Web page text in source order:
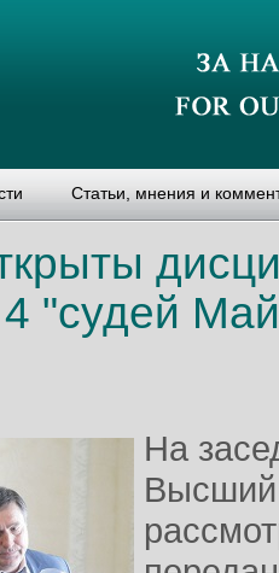
Статьи, мнения и
"судей
На
Высший